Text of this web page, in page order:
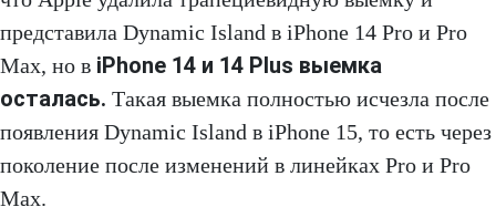
представила Dynamic Island в iPhone 14 Pro и Pro
Max, но в iPhone 14 и 14 Plus выемка
осталась. Такая выемка полностью исчезла после
появления Dynamic Island в iPhone 15, то есть через
поколение после изменений в линейках Pro и Pro
Max.